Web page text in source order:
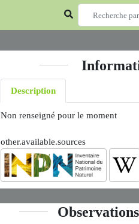
Description
Non renseigné pour le moment
other.available.sources